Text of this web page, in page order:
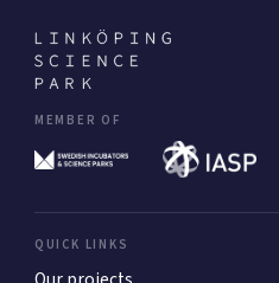
MEMBER OF
QUICK LINKS